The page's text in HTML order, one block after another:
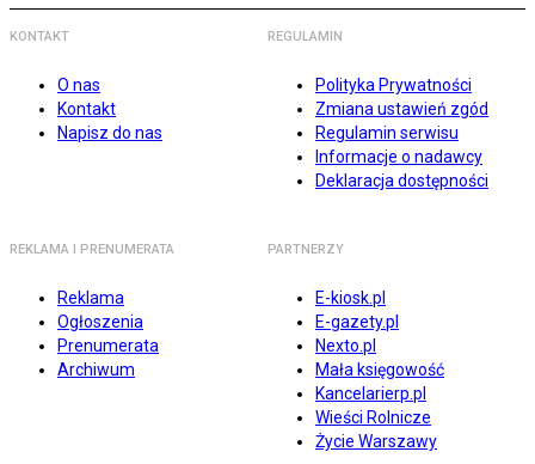
KONTAKT
O nas
Kontakt
Napisz do nas
REGULAMIN
Polityka Prywatności
Zmiana ustawień zgód
Regulamin serwisu
Informacje o nadawcy
Deklaracja dostępności
REKLAMA I PRENUMERATA
Reklama
Ogłoszenia
Prenumerata
Archiwum
PARTNERZY
E-kiosk.pl
E-gazety.pl
Nexto.pl
Mała księgowość
Kancelarierp.pl
Wieści Rolnicze
Życie Warszawy